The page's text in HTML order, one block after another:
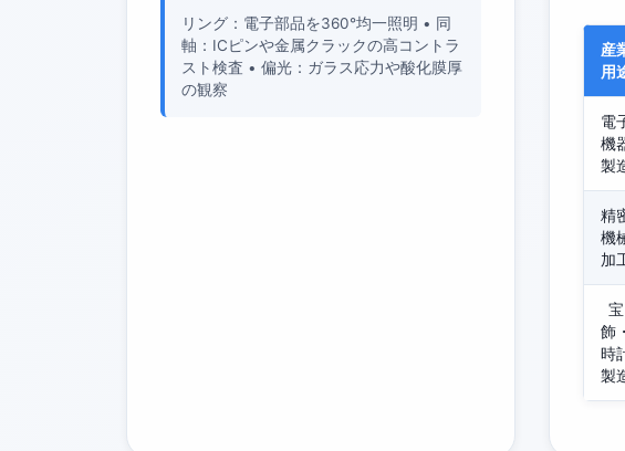
リング：電子部品を360°均一照明 • 同
軸：ICピンや金属クラックの高コントラ
スト検査 • 偏光：ガラス応力や酸化膜厚
の観察
産
用
電
機
製
精
機
加
宝
飾・
時
製